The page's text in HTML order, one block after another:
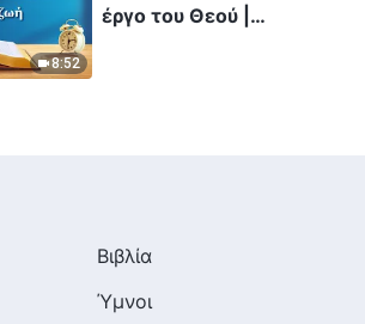
8:52
έργο του Θεού |
Βιβλία
Ύμνοι